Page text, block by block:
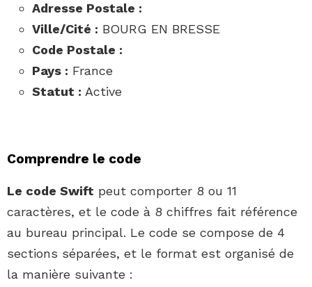
Adresse Postale :
Ville/Cité : BOURG EN BRESSE
Code Postale :
Pays : France
Statut : Active
Comprendre le code
Le code Swift peut comporter 8 ou 11
caractères, et le code à 8 chiffres fait référence
au bureau principal. Le code se compose de 4
sections séparées, et le format est organisé de
la manière suivante :